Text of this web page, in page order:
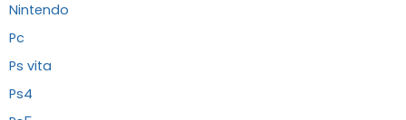
Nintendo
Pc
Ps vita
Ps4